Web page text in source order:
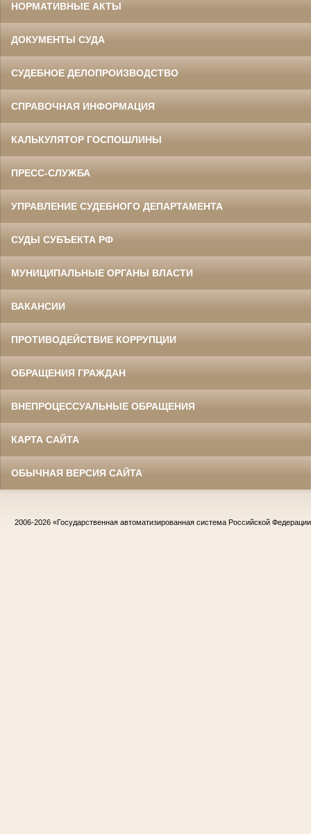
НОРМАТИВНЫЕ АКТЫ
ДОКУМЕНТЫ СУДА
СУДЕБНОЕ ДЕЛОПРОИЗВОДСТВО
СПРАВОЧНАЯ ИНФОРМАЦИЯ
КАЛЬКУЛЯТОР ГОСПОШЛИНЫ
ПРЕСС-СЛУЖБА
УПРАВЛЕНИЕ СУДЕБНОГО ДЕПАРТАМЕНТА
СУДЫ СУБЪЕКТА РФ
МУНИЦИПАЛЬНЫЕ ОРГАНЫ ВЛАСТИ
ВАКАНСИИ
ПРОТИВОДЕЙСТВИЕ КОРРУПЦИИ
ОБРАЩЕНИЯ ГРАЖДАН
ВНЕПРОЦЕССУАЛЬНЫЕ ОБРАЩЕНИЯ
КАРТА САЙТА
ОБЫЧНАЯ ВЕРСИЯ САЙТА
2006-2026 «Государственная автоматизированная система Российской